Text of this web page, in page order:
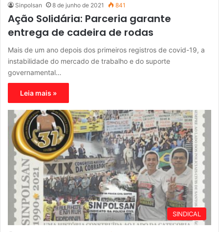
Sinpolsan 8 de junho de 2021 841
Ação Solidária: Parceria garante
entrega de cadeira de rodas
Mais de um ano depois dos primeiros registros de covid-19, a
instabilidade do mercado de trabalho e do suporte
governamental…
Leia mais »
SINDICAL